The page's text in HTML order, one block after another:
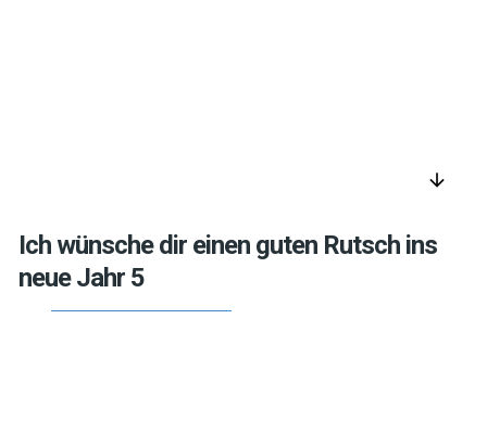
arrow_downward
Ich wünsche dir einen guten Rutsch ins
neue Jahr 5